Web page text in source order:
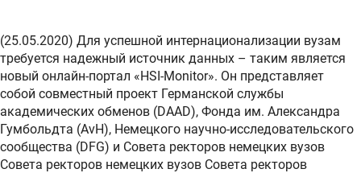
(25.05.2020) Для успешной интернационализации вузам
требуется надежный источник данных – таким является
новый онлайн-портал «HSI-Monitor». Он представляет
собой совместный проект Германской службы
академических обменов (DAAD), Фонда им. Александра
Гумбольдта (AvH), Немецкого научно-исследовательского
сообщества (DFG) и Совета ректоров немецких вузов
Совета ректоров немецких вузов Совета ректоров